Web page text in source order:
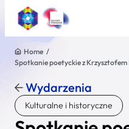
Znajdź atrakcję
Znajdź atrakcję
Nazwa atrakcji
Home /
Spotkanie poetyckie z
Wydarzenia
Kulturalne i historyczne